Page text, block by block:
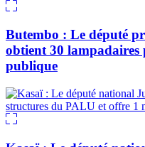
Butembo : Le député
obtient 30 lampadaires
publique